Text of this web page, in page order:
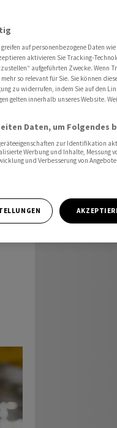
Abspaltungspläne
auf personenbezogene Daten
aktivieren Sie Tracking-
aufgeführten Zwecke. Wenn
so relevant für Sie. Sie können
zu widerrufen, indem Sie auf den
gelten innerhalb unseres Website.
Daten, um Folgendes
zur Identifikation
Werbung und Inhalte, Messung
und Verbesserung von